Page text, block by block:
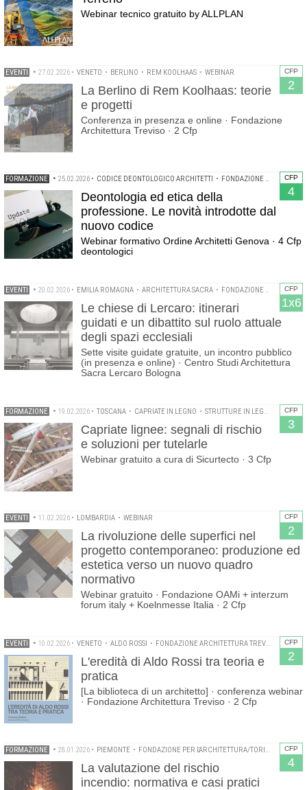
Webinar tecnico gratuito by ALLPLAN
CFP
2
EVENTI • 27.02.2026 • VENETO • BERLINO • REM KOOLHAAS • WEBINAR
La Berlino di Rem Koolhaas: teorie
e progetti
Conferenza in presenza e online · Fondazione
Architettura Treviso · 2 Cfp
CFP
4
FORMAZIONE • 25.02.2026 • CODICE DEONTOLOGICO ARCHITETTI • FONDAZIONE ORDINE ARCHITETTI GENOVA
Deontologia ed etica della
professione. Le novità introdotte dal
nuovo codice
Webinar formativo Ordine Architetti Genova · 4 Cfp
deontologici
CFP
1x6
EVENTI • 20.02.2026 • EMILIA ROMAGNA • ARCHITETTURA SACRA • FONDAZIONE CARDINALE GIACOMO LERCARO
Le chiese di Lercaro: itinerari
guidati e un dibattito sul ruolo attuale
degli spazi ecclesiali
Sette visite guidate gratuite, un incontro pubblico
(in presenza e online) · Centro Studi Architettura
Sacra Lercaro Bologna
CFP
3
FORMAZIONE • 19.02.2026 • TOSCANA • CAPRIATE IN LEGNO • STRUTTURE IN LEGNO
Capriate lignee: segnali di rischio
e soluzioni per tutelarle
Webinar gratuito a cura di Sicurtecto · 3 Cfp
CFP
2
EVENTI • 11.02.2026 • LOMBARDIA • WEBINAR
La rivoluzione delle superfici nel
progetto contemporaneo: produzione ed
estetica verso un nuovo quadro
normativo
Webinar gratuito · Fondazione OAMi + interzum
forum italy + Koelnmesse Italia · 2 Cfp
CFP
2
EVENTI • 10.02.2026 • VENETO • ALDO ROSSI • FONDAZIONE ARCHITETTURA TREVISO
L'eredità di Aldo Rossi tra teoria e
pratica
[La biblioteca di un architetto] · conferenza webinar
· Fondazione Architettura Treviso · 2 Cfp
CFP
4
FORMAZIONE • 28.01.2026 • PIEMONTE • FONDAZIONE PER L'ARCHITETTURA/TORINO
La valutazione del rischio
incendio: normativa e casi pratici